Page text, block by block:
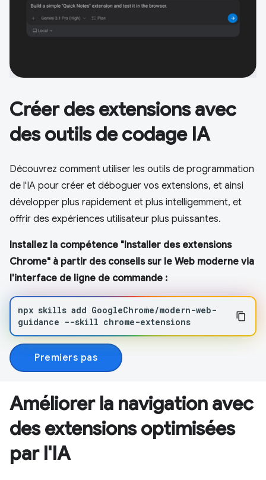
Créer des extensions avec
des outils de codage IA
Découvrez comment utiliser les outils de programmation
de l'IA pour créer et déboguer vos extensions, et ainsi
développer plus rapidement et plus intelligemment, et
offrir des expériences utilisateur plus puissantes.
Installez la compétence "Installer des extensions
Chrome" à partir des conseils sur le Web moderne via
l'interface de ligne de commande :
npx skills add GoogleChrome/modern-web-
guidance --skill chrome-extensions
Premiers pas
Améliorer la navigation avec
des extensions optimisées
par l'IA